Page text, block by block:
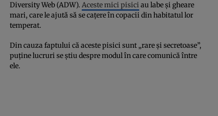
Diversity Web (ADW). Aceste mici pisici au labe și gheare
mari, care le ajută să se cațere în copacii din habitatul lor
temperat.
Din cauza faptului că aceste pisici sunt „rare și secretoase”,
puține lucruri se știu despre modul în care comunică între
ele.